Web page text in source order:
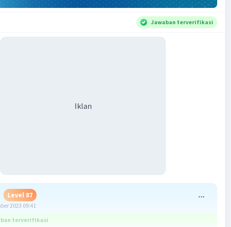
Jawaban terverifikasi
Iklan
Level 87
2023 09:41
terverifikasi